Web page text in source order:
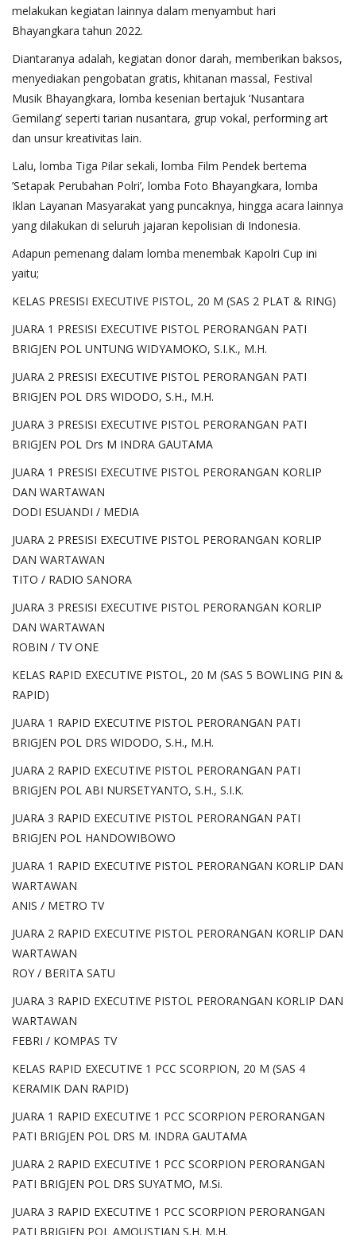
melakukan kegiatan lainnya dalam menyambut hari
Bhayangkara tahun 2022.
Diantaranya adalah, kegiatan donor darah, memberikan baksos,
menyediakan pengobatan gratis, khitanan massal, Festival
Musik Bhayangkara, lomba kesenian bertajuk ‘Nusantara
Gemilang’ seperti tarian nusantara, grup vokal, performing art
dan unsur kreativitas lain.
Lalu, lomba Tiga Pilar sekali, lomba Film Pendek bertema
’Setapak Perubahan Polri’, lomba Foto Bhayangkara, lomba
Iklan Layanan Masyarakat yang puncaknya, hingga acara lainnya
yang dilakukan di seluruh jajaran kepolisian di Indonesia.
Adapun pemenang dalam lomba menembak Kapolri Cup ini
yaitu;
KELAS PRESISI EXECUTIVE PISTOL, 20 M (SAS 2 PLAT & RING)
JUARA 1 PRESISI EXECUTIVE PISTOL PERORANGAN PATI
BRIGJEN POL UNTUNG WIDYAMOKO, S.I.K., M.H.
JUARA 2 PRESISI EXECUTIVE PISTOL PERORANGAN PATI
BRIGJEN POL DRS WIDODO, S.H., M.H.
JUARA 3 PRESISI EXECUTIVE PISTOL PERORANGAN PATI
BRIGJEN POL Drs M INDRA GAUTAMA
JUARA 1 PRESISI EXECUTIVE PISTOL PERORANGAN KORLIP
DAN WARTAWAN
DODI ESUANDI / MEDIA
JUARA 2 PRESISI EXECUTIVE PISTOL PERORANGAN KORLIP
DAN WARTAWAN
TITO / RADIO SANORA
JUARA 3 PRESISI EXECUTIVE PISTOL PERORANGAN KORLIP
DAN WARTAWAN
ROBIN / TV ONE
KELAS RAPID EXECUTIVE PISTOL, 20 M (SAS 5 BOWLING PIN &
RAPID)
JUARA 1 RAPID EXECUTIVE PISTOL PERORANGAN PATI
BRIGJEN POL DRS WIDODO, S.H., M.H.
JUARA 2 RAPID EXECUTIVE PISTOL PERORANGAN PATI
BRIGJEN POL ABI NURSETYANTO, S.H., S.I.K.
JUARA 3 RAPID EXECUTIVE PISTOL PERORANGAN PATI
BRIGJEN POL HANDOWIBOWO
JUARA 1 RAPID EXECUTIVE PISTOL PERORANGAN KORLIP DAN
WARTAWAN
ANIS / METRO TV
JUARA 2 RAPID EXECUTIVE PISTOL PERORANGAN KORLIP DAN
WARTAWAN
ROY / BERITA SATU
JUARA 3 RAPID EXECUTIVE PISTOL PERORANGAN KORLIP DAN
WARTAWAN
FEBRI / KOMPAS TV
KELAS RAPID EXECUTIVE 1 PCC SCORPION, 20 M (SAS 4
KERAMIK DAN RAPID)
JUARA 1 RAPID EXECUTIVE 1 PCC SCORPION PERORANGAN
PATI BRIGJEN POL DRS M. INDRA GAUTAMA
JUARA 2 RAPID EXECUTIVE 1 PCC SCORPION PERORANGAN
PATI BRIGJEN POL DRS SUYATMO, M.Si.
JUARA 3 RAPID EXECUTIVE 1 PCC SCORPION PERORANGAN
PATI BRIGJEN POL AMOUSTIAN S.H. M.H.